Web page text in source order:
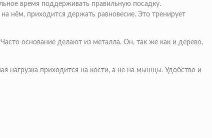
время поддерживать правильную посадку.
нём, приходится держать равновесие. Это тренирует
основание делают из металла. Он, так же как и дерево,
нагрузка приходится на кости, а не на мышцы. Удобство и